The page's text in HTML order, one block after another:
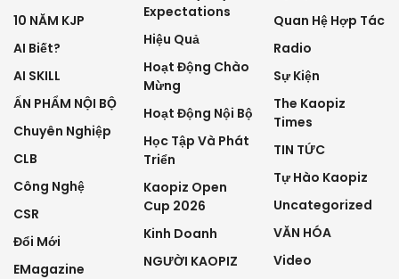
10 NĂM KJP
AI Biết?
AI SKILL
ẤN PHẨM NỘI BỘ
Chuyên Nghiệp
CLB
Công Nghệ
CSR
Đổi Mới
EMagazine
Expectations
Hiệu Quả
Hoạt Động Chào
Mừng
Hoạt Động Nội Bộ
Học Tập Và Phát
Triển
Kaopiz Open
Cup 2026
Kinh Doanh
NGƯỜI KAOPIZ
Quan Hệ Hợp Tác
Radio
Sự Kiện
The Kaopiz
Times
TIN TỨC
Tự Hào Kaopiz
Uncategorized
VĂN HÓA
Video